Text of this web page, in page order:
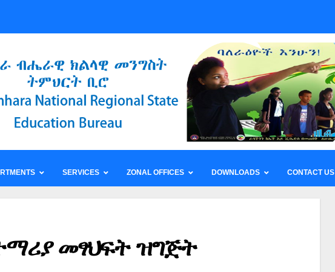
SERVICES ZONAL OFFICES DOWNLOADS CONTACT US
መፃህፍት ዝግጅት